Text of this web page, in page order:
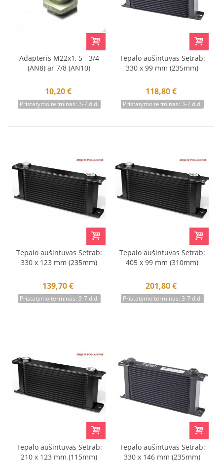
Adapteris M22x1, 5 - 3/4
(AN8) ar 7/8 (AN10)
10,20 €
Pristatymo terminas: 3-7 d.d.
Tepalo aušintuvas Setrab:
330 x 99 mm (235mm)
118,80 €
Pristatymo terminas: 3-7 d.d.
Tepalo aušintuvas Setrab:
330 x 123 mm (235mm)
139,70 €
Pristatymo terminas: 3-7 d.d.
Tepalo aušintuvas Setrab:
405 x 99 mm (310mm)
201,80 €
Pristatymo terminas: 3-7 d.d.
Tepalo aušintuvas Setrab:
210 x 123 mm (115mm)
Tepalo aušintuvas Setrab:
330 x 146 mm (235mm)